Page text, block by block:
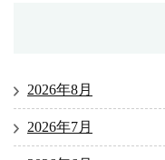
2026年8月
2026年7月